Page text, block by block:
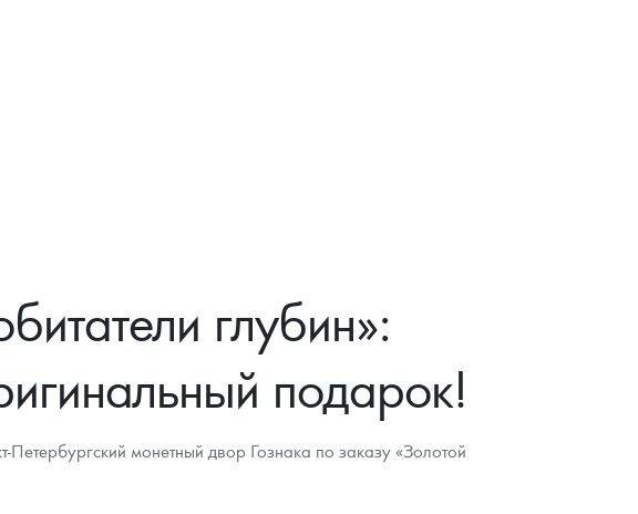
глубин»:
подарок!
монетный двор Гознака по заказу «Золотой